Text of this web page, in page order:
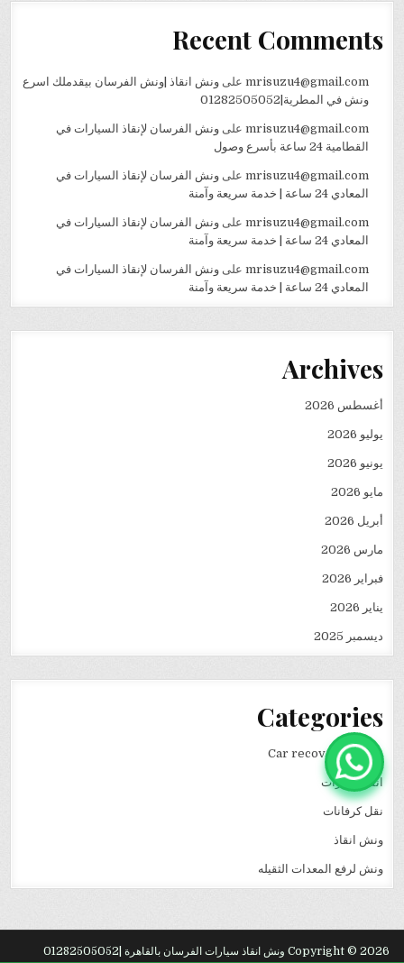
Recent Comments
mrisuzu4@gmail.comعلى ونش انقاذ |ونش الفرسان بيقدملك اسرع
ونش في المطرية|01282505052
mrisuzu4@gmail.comعلى ونش الفرسان لإنقاذ السيارات في
القطامية 24 ساعة بأسرع وصول
mrisuzu4@gmail.comعلى ونش الفرسان لإنقاذ السيارات في
المعادي 24 ساعة | خدمة سريعة وآمنة
mrisuzu4@gmail.comعلى ونش الفرسان لإنقاذ السيارات في
المعادي 24 ساعة | خدمة سريعة وآمنة
mrisuzu4@gmail.comعلى ونش الفرسان لإنقاذ السيارات في
المعادي 24 ساعة | خدمة سريعة وآمنة
Archives
أغسطس 2026
يوليو 2026
يونيو 2026
مايو 2026
أبريل 2026
مارس 2026
فبراير 2026
يناير 2026
ديسمبر 2025
Categories
Car recovery winch
انقاذ سيارات
نقل كرفانات
ونش انقاذ
ونش لرفع المعدات الثقيله
Copyright © 2026 ونش انقاذ سيارات الفرسان بالقاهرة |01282505052